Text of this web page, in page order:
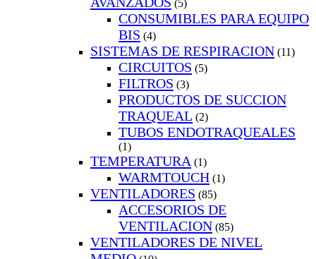
(5)
CONSUMIBLES PARA EQUIPO
BIS (4)
SISTEMAS DE RESPIRACION (11)
CIRCUITOS (5)
FILTROS (3)
PRODUCTOS DE SUCCION
TRAQUEAL (2)
TUBOS ENDOTRAQUEALES
(1)
TEMPERATURA (1)
WARMTOUCH (1)
VENTILADORES (85)
ACCESORIOS DE
VENTILACION (85)
VENTILADORES DE NIVEL